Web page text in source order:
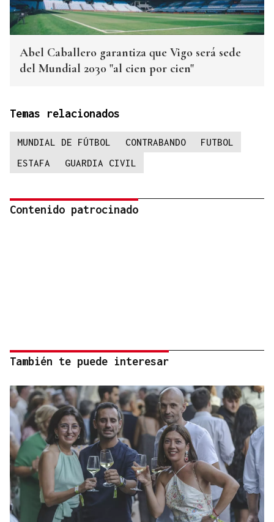
Abel Caballero garantiza que Vigo será sede
del Mundial 2030 "al cien por cien"
Temas relacionados
MUNDIAL DE FÚTBOL CONTRABANDO
FUTBOL
ESTAFA
GUARDIA CIVIL
Contenido patrocinado
También te puede interesar